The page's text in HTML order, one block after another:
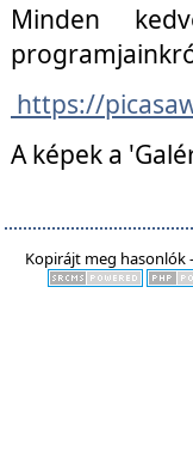
Minden
https://
A képek a
Kopirájt meg hasonlók